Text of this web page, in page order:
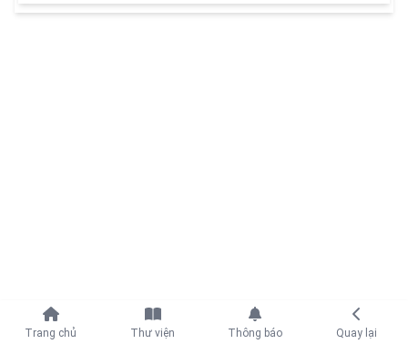
Tiếp tục với
Trang chủ Thư viện Thông báo Quay lại